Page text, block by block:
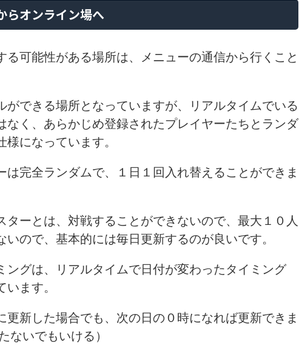
らオンライン場へ
る可能性がある場所は、メニューの通信から行くこと
ができる場所となっていますが、リアルタイムでいる
なく、あらかじめ登録されたプレイヤーたちとランダ
になっています。
は完全ランダムで、１日１回入れ替えることができま
ターとは、対戦することができないので、最大１０人
いので、基本的には毎日更新するのが良いです。
ングは、リアルタイムで日付が変わったタイミング
います。
更新した場合でも、次の日の０時になれば更新できま
ないでもいける）